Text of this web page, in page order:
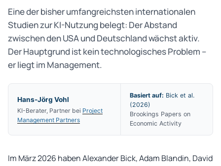
Eine der bisher umfangreichsten internationalen
Studien zur KI-Nutzung belegt: Der Abstand
zwischen den USA und Deutschland wächst aktiv.
Der Hauptgrund ist kein technologisches Problem –
er liegt im Management.
Hans-Jörg Vohl
KI-Berater, Partner bei Project
Management Partners
Basiert auf: Bick et al.
(2026)
Brookings Papers on
Economic Activity
Im März 2026 haben Alexander Bick, Adam Blandin, David